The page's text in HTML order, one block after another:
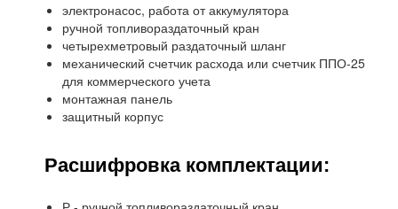
электронасос, работа от аккумулятора
ручной топливораздаточный кран
четырехметровый раздаточный шланг
механический счетчик расхода или счетчик ППО-25
для коммерческого учета
монтажная панель
защитный корпус
Расшифровка комплектации: